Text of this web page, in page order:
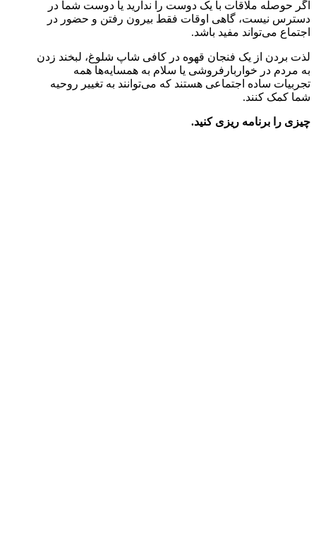
اگر حوصله ملاقات با یک دوست را ندارید یا دوست شما در
دسترس نیست، گاهی اوقات فقط بیرون رفتن و حضور در
اجتماع می‌تواند مفید باشد.
لذت بردن از یک فنجان قهوه در کافی شاپ شلوغ، لبخند زدن
به مردم در خواربارفروشی یا سلام به همسایه‌ها همه
تجربیات ساده اجتماعی هستند که می‌توانند به تغییر روحیه
شما کمک کنند.
چیزی را برنامه ریزی کنید.